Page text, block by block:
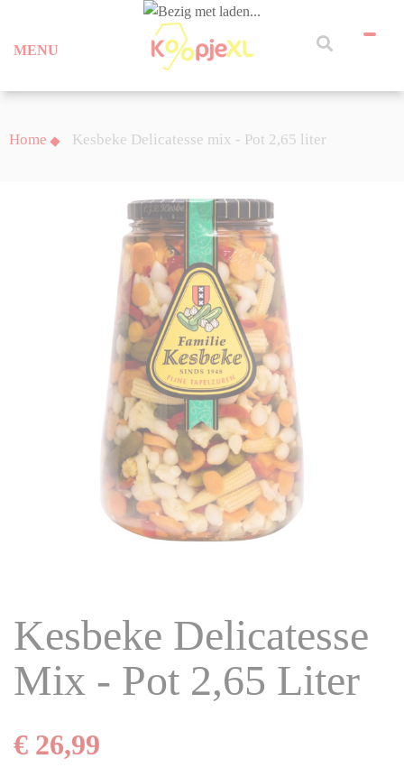
MENU
Home Kesbeke Delicatesse mix - Pot 2,65 liter
Kesbeke Delicatesse
Mix - Pot 2,65 Liter
€ 26,99